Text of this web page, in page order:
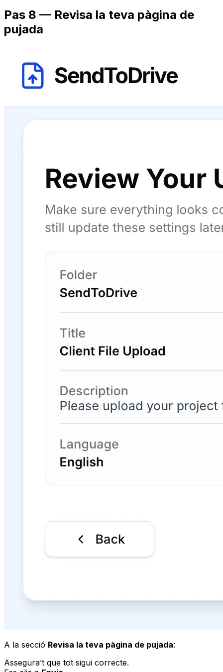
Pas 8 — Revisa la teva pàgina de
pujada
A la secció Revisa la teva pàgina de pujada:
Assegura’t que tot sigui correcte.